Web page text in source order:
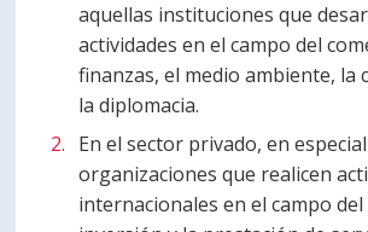
aquellas instituciones que
actividades en el campo del
finanzas, el medio ambiente, la
la diplomacia.
En el sector privado, en
organizaciones que realicen
internacionales en el campo del